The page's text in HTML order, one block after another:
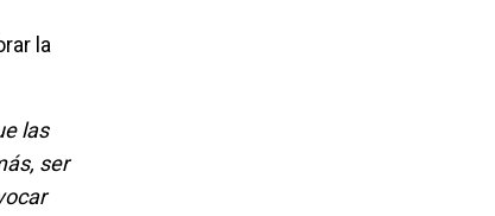
la
las
ser